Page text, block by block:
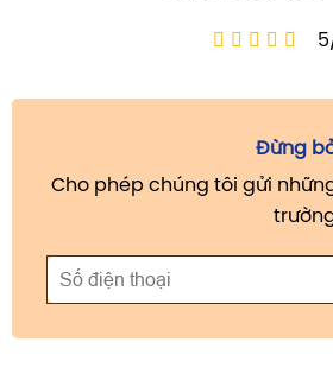
Đừng
Cho phép chúng tôi gửi